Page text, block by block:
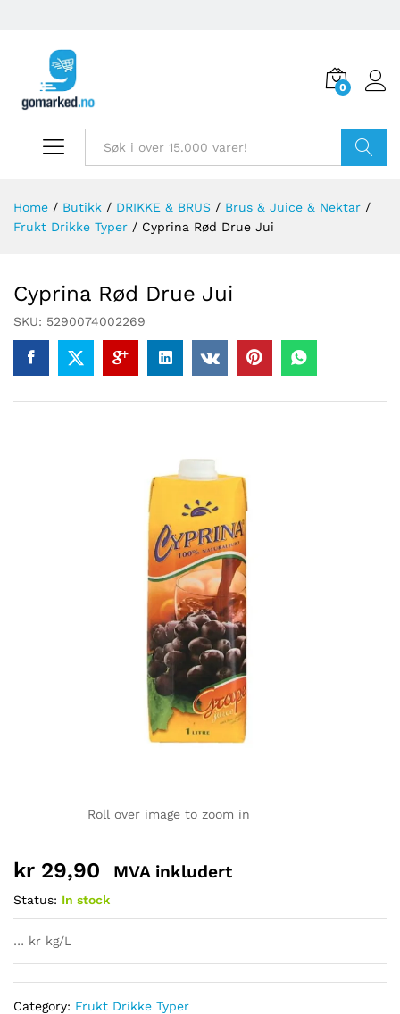
0
Home / Butikk / DRIKKE & BRUS / Brus & Juice & Nektar /
Frukt Drikke Typer / Cyprina Rød Drue Jui
Cyprina Rød Drue Jui
SKU: 5290074002269
Roll over image to zoom in
kr 29,90 MVA inkludert
Status: In stock
… kr kg/L
Category: Frukt Drikke Typer